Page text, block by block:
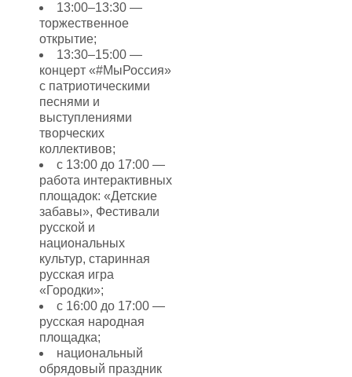
13:00–13:30 —
торжественное
открытие;
13:30–15:00 —
концерт «#МыРоссия»
с патриотическими
песнями и
выступлениями
творческих
коллективов;
с 13:00 до 17:00 —
работа интерактивных
площадок: «Детские
забавы», Фестивали
русской и
национальных
культур, старинная
русская игра
«Городки»;
с 16:00 до 17:00 —
русская народная
площадка;
национальный
обрядовый праздник